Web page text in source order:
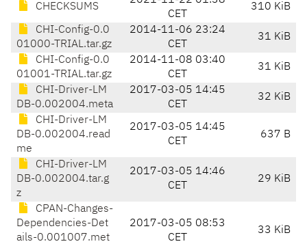
CHECKSUMS
CET
310 KiB
CHI-Config-0.0
01000-TRIAL.tar.gz
2014-11-06 23:24
CET
31 KiB
CHI-Config-0.0
01001-TRIAL.tar.gz
2014-11-08 03:40
CET
31 KiB
CHI-Driver-LM
DB-0.002004.meta
2017-03-05 14:45
CET
32 KiB
CHI-Driver-LM
DB-0.002004.read
me
2017-03-05 14:45
CET
637 B
CHI-Driver-LM
DB-0.002004.tar.g
z
2017-03-05 14:46
CET
29 KiB
CPAN-Changes-
Dependencies-Det
ails-0.001007.met
2017-03-05 08:53
CET
33 KiB